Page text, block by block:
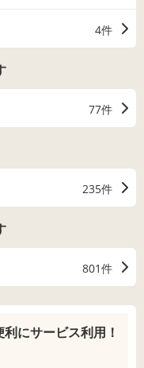
4件
77件
235件
801件
利にサービス利用！